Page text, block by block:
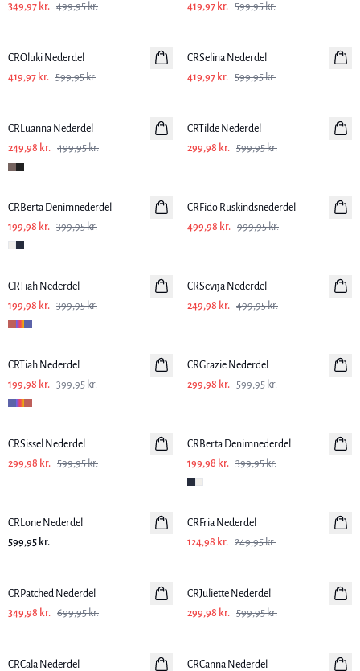
349,97 kr. 499,95 kr.
419,97 kr. 599,95 kr.
CROluki Nederdel
419,97 kr. 599,95 kr.
CRSelina Nederdel
419,97 kr. 599,95 kr.
CRLuanna Nederdel
249,98 kr. 499,95 kr.
CRTilde Nederdel
299,98 kr. 599,95 kr.
-50%
CRBerta Denimnederdel
199,98 kr. 399,95 kr.
CRFido Ruskindsnederdel
499,98 kr. 999,95 kr.
-50%
CRTiah Nederdel
199,98 kr. 399,95 kr.
CRSevija Nederdel
249,98 kr. 499,95 kr.
-50%
CRTiah Nederdel
199,98 kr. 399,95 kr.
CRGrazie Nederdel
299,98 kr. 599,95 kr.
-50%
CRSissel Nederdel
299,98 kr. 599,95 kr.
CRBerta Denimnederdel
199,98 kr. 399,95 kr.
CRLone Nederdel
599,95 kr.
-50%
CRFria Nederdel
124,98 kr. 249,95 kr.
CRPatched Nederdel
349,98 kr. 699,95 kr.
CRJuliette Nederdel
299,98 kr. 599,95 kr.
CRCala Nederdel
CRCanna Nederdel